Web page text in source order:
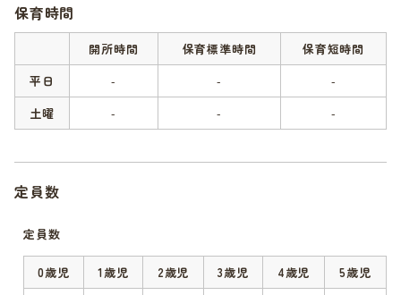
保育時間
開所時間 保育標準時間
保育短時間
平日
- -
-
土曜
- - -
定員数
定員数
0歳児 1歳児 2歳児 3歳児 4歳児
5歳児